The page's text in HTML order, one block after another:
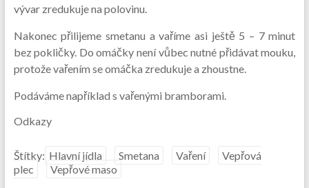
vývar zredukuje na polovinu.
Nakonec přilijeme smetanu a vaříme asi ještě 5 – 7 minut
bez pokličky. Do omáčky není vůbec nutné přidávat mouku,
protože vařením se omáčka zredukuje a zhoustne.
Podáváme například s vařenými bramborami.
Odkazy
Štítky: Hlavní jídla Smetana Vaření
Vepřová
plec
Vepřové maso